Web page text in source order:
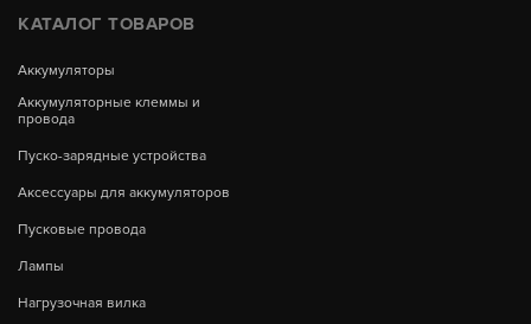
КАТАЛОГ ТОВАРОВ
Аккумуляторы
Аккумуляторные клеммы и
провода
Пуско-зарядные устройства
Аксессуары для аккумуляторов
Пусковые провода
Лампы
Нагрузочная вилка